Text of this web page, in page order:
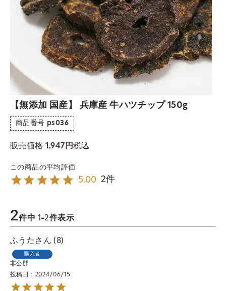
【無添加 国産】 兵庫産 牛ハツチップ 150g
商品番号 ps036
販売価格 1,947 税込
5.00 2
2件中 1-2件表示
ふうた 8
購入者
非公開
投稿日
2024/06/15